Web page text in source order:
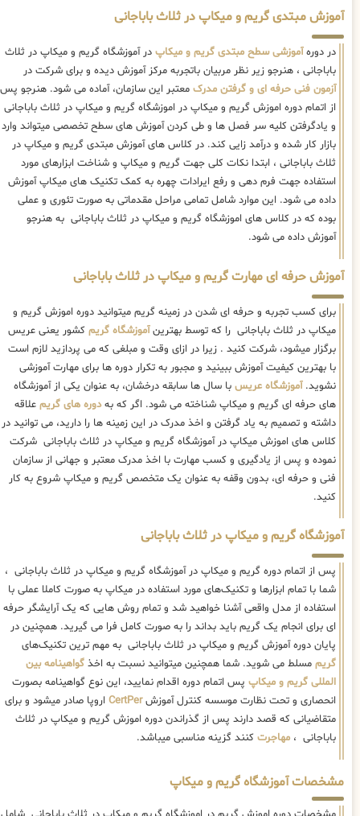
آموزش مبتدی گریم و میکاپ در ثلاث باباجانی
در دورهآموزشی سطح مبتدی گریم و میکاپدر آموزشگاه گریم و میکاپ در ثلاث
باباجانی ، هنرجو زیر نظر مربیان باتجربه مرکز آموزش دیده و برای شرکت در
آزمون فنی حرفه ای و گرفتن مدرکمعتبر این سازمان، آماده می شود. هنرجو پس
از اتمام دوره اموزش گریم و میکاپ در اموزشگاه گریم و میکاپ در ثلاث باباجانی
و یادگرفتن کلیه سر فصل ها و طی کردن آموزش های سطح تخصصی میتواند وارد
بازار کار شده و درآمد زایی کند. در کلاس های آموزش مبتدی گریم و میکاپ در
ثلاث باباجانی ، ابتدا نکات کلی جهت گریم و میکاپ و شناخت ابزارهای مورد
استفاده جهت فرم دهی و رفع ایرادات چهره به کمک تکنیک های میکاپ آموزش
داده می شود. این موارد شامل تمامی مراحل مقدماتی به صورت تئوری و عملی
بوده که در کلاس های اموزشگاه گریم و میکاپ در ثلاث باباجانی به هنرجو
آموزش داده می شود.
آموزش حرفه ای مهارت گریم و میکاپ در ثلاث باباجانی
برای کسب تجربه و حرفه ای شدن در زمینه گریم میتوانید دوره اموزش گریم و
میکاپ در ثلاث باباجانی را که توسط بهترینآموزشگاه گریمکشور یعنی عریس
برگزار میشود، شرکت کنید . زیرا در ازای وقت و مبلغی که می پردازید لازم است
با بهترین کیفیت آموزش ببینید و مجبور به تکرار دوره ها برای مهارت آموزشی
نشوید.آموزشگاه عریسبا سال ها سابقه درخشان، به عنوان یکی از آموزشگاه
های حرفه ای گریم و میکاپ شناخته می شود. اگر که بهدوره های گریمعلاقه
داشته و تصمیم به یاد گرفتن و اخذ مدرک در این زمینه ها را دارید، می توانید در
کلاس های اموزش میکاپ در آموزشگاه گریم و میکاپ در ثلاث باباجانی شرکت
نموده و پس از یادگیری و کسب مهارت با اخذ مدرک معتبر و جهانی از سازمان
فنی و حرفه ای، بدون وقفه به عنوان یک متخصص گریم و میکاپ شروع به کار
کنید.
آموزشگاه گریم و میکاپ در ثلاث باباجانی
پس از اتمام دوره گریم و میکاپ در آموزشگاه گریم و میکاپ در ثلاث باباجانی ،
شما با تمام ابزارها و تکنیک‌های مورد استفاده در میکاپ به صورت کاملا عملی با
استفاده از مدل واقعی آشنا خواهید شد و تمام روش هایی که یک آرایشگر حرفه
ای برای انجام یک گریم باید بداند را به صورت کامل فرا می گیرید. همچنین در
پایان دوره آموزش گریم و میکاپ در ثلاث باباجانی به مهم ترین تکنیک‌های
گریممسلط می شوید. شما همچنین میتوانید نسبت به اخذگواهینامه بین
المللی گریم و میکاپپس اتمام دوره اقدام نمایید، این نوع گواهینامه بصورت
انحصاری و تحت نظارت موسسه کنترل آموزشCertPerاروپا صادر میشود و برای
متقاضیانی که قصد دارند پس از گذراندن دوره اموزش گریم و میکاپ در ثلاث
باباجانی ، مهاجرتکنند گزینه مناسبی میباشد.
مشخصات آموزشگاه گریم و میکاپ